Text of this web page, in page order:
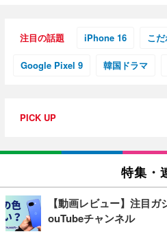
注目の話題 iPhone 16 こ
Google Pixel 9 韓国ドラマ
PICK UP
特集・
【動画レビュー】注目
ouTubeチャンネル